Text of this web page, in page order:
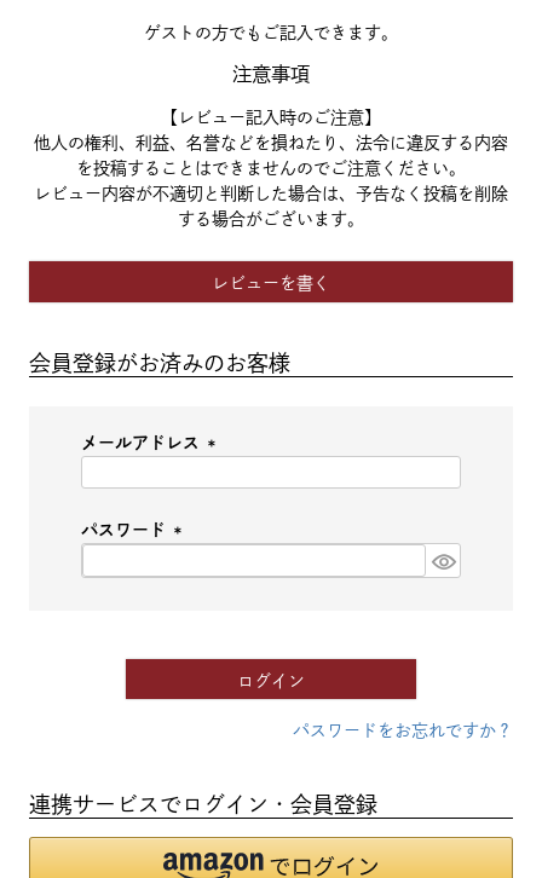
ゲストの方でもご記入できます。
注意事項
【レビュー記入時のご注意】
他人の権利、利益、名誉などを損ねたり、法令に違反する内容
を投稿することはできませんのでご注意ください。
レビュー内容が不適切と判断した場合は、予告なく投稿を削除
する場合がございます。
レビューを書く
会員登録がお済みのお客様
メールアドレス
パスワード
ログイン
パスワードをお忘れですか？
連携サービスでログイン・会員登録